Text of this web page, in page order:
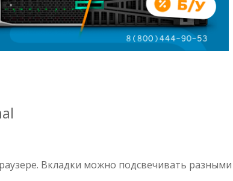
Вкладки можно подсвечивать разными